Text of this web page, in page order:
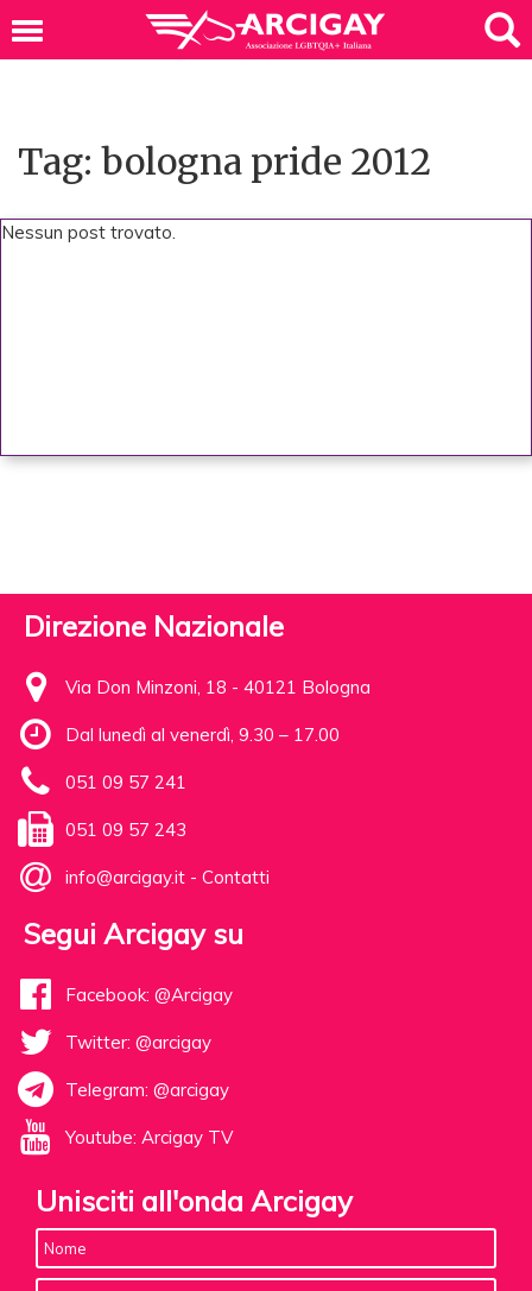
Tag: bologna pride 2012
Nessun post trovato.
Direzione Nazionale
Via Don Minzoni, 18 - 40121 Bologna
Dal lunedì al venerdì, 9.30 – 17.00
051 09 57 241
051 09 57 243
info@arcigay.it - Contatti
Segui Arcigay su
Facebook: @Arcigay
Twitter: @arcigay
Telegram: @arcigay
Youtube: Arcigay TV
Unisciti all'onda Arcigay